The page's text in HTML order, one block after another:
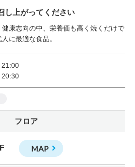
し上がってください
康志向の中、栄養価も高く焼くだけで
に最適な食品。
21:00
20:30
フロア
MAP